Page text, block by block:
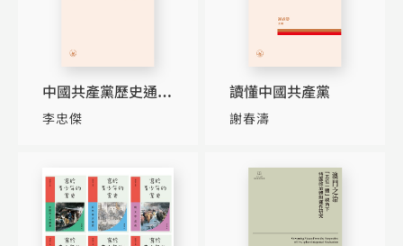
中國共產黨歷史通識
課
李忠傑
讀懂中國共產黨
謝春濤